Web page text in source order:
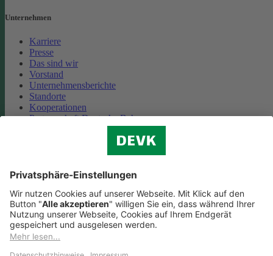
Unternehmen
Karriere
Presse
Das sind wir
Vorstand
Unternehmensberichte
Standorte
Kooperationen
Partnerschaft Deutsche Bahn
Cookie-Einstellungen
Datenschutz
Impressum
Streitbeilegung